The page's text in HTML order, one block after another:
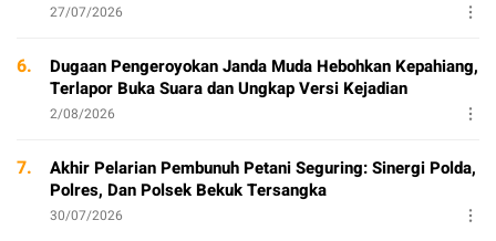
27/07/2026
6.
Dugaan Pengeroyokan Janda Muda Hebohkan Kepahiang,
Terlapor Buka Suara dan Ungkap Versi Kejadian
2/08/2026
7.
Akhir Pelarian Pembunuh Petani Seguring: Sinergi Polda,
Polres, Dan Polsek Bekuk Tersangka
30/07/2026